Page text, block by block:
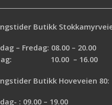
pluss oljemaling som
i alle farger.
oljemaling som
Butikk
– Fredag: 08.00 – 20.00
10.00 – 16.00
Butikk Hoveveien 80:
: 09.00 – 19.00